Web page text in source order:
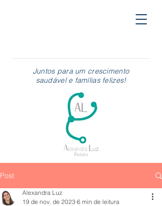
Juntos para um crescimento
saudável e famílias felizes!
Post
Alexandra Luz
19 de nov. de 2023 6 min de leitura